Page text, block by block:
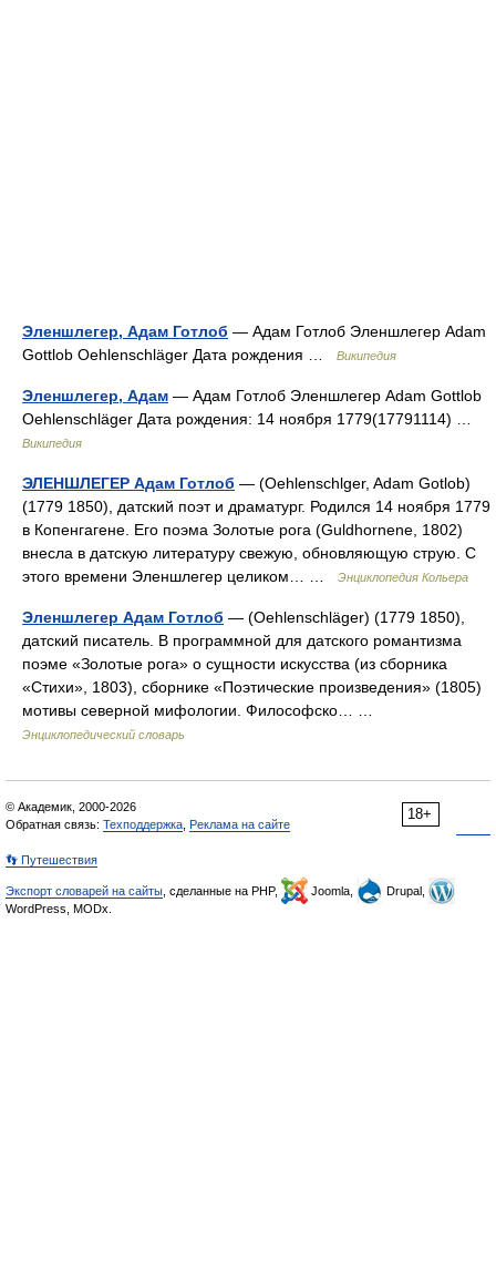
Эленшлегер, Адам Готлоб — Адам Готлоб Эленшлегер Adam
Gottlob Oehlenschläger Дата рождения …
Википедия
Эленшлегер, Адам — Адам Готлоб Эленшлегер Adam Gottlob
Oehlenschläger Дата рождения: 14 ноября 1779(17791114) …
Википедия
ЭЛЕНШЛЕГЕР Адам Готлоб — (Oehlenschlger, Adam Gotlob)
(1779 1850), датский поэт и драматург. Родился 14 ноября 1779
в Копенгагене. Его поэма Золотые рога (Guldhornene, 1802)
внесла в датскую литературу свежую, обновляющую струю. C
этого времени Эленшлегер целиком… …
Энциклопедия Кольера
Эленшлегер Адам Готлоб — (Oehlenschläger) (1779 1850),
датский писатель. В программной для датского романтизма
поэме «Золотые рога» о сущности искусства (из сборника
«Стихи», 1803), сборнике «Поэтические произведения» (1805)
мотивы северной мифологии. Философско… …
Энциклопедический словарь
18+
© Академик, 2000-2026
Обратная связь: Техподдержка Реклама на сайте
👣 Путешествия
Экспорт словарей на сайты , сделанные на PHP, Joomla,
Drupal,
WordPress, MODx.